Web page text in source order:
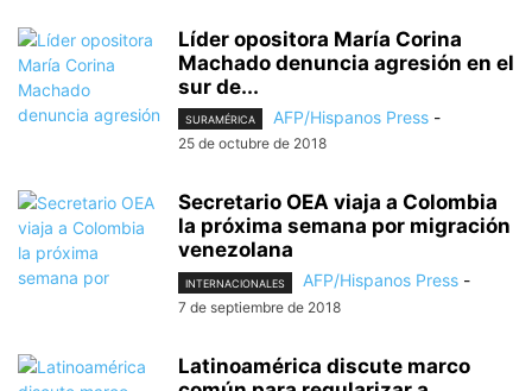
Líder opositora María Corina
Machado denuncia agresión en el
sur de...
SURAMÉRICA AFP/Hispanos Press -
25 de octubre de 2018
Secretario OEA viaja a Colombia
la próxima semana por migración
venezolana
INTERNACIONALES AFP/Hispanos Press -
7 de septiembre de 2018
Latinoamérica discute marco